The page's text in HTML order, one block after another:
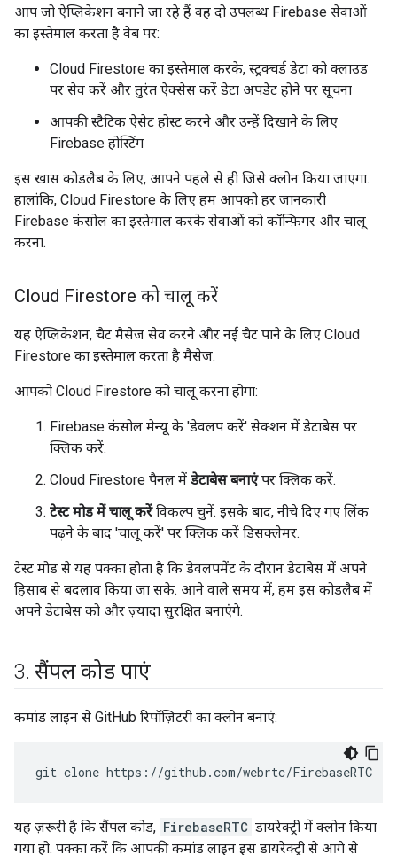
आप जो ऐप्लिकेशन बनाने जा रहे हैं वह दो उपलब्ध Firebase सेवाओं
का इस्तेमाल करता है वेब पर:
Cloud Firestore का इस्तेमाल करके, स्ट्रक्चर्ड डेटा को क्लाउड
पर सेव करें और तुरंत ऐक्सेस करें डेटा अपडेट होने पर सूचना
आपकी स्टैटिक ऐसेट होस्ट करने और उन्हें दिखाने के लिए
Firebase होस्टिंग
इस खास कोडलैब के लिए, आपने पहले से ही जिसे क्लोन किया जाएगा.
हालांकि, Cloud Firestore के लिए हम आपको हर जानकारी
Firebase कंसोल का इस्तेमाल करके सेवाओं को कॉन्फ़िगर और चालू
करना.
Cloud Firestore को चालू करें
यह ऐप्लिकेशन, चैट मैसेज सेव करने और नई चैट पाने के लिए Cloud
Firestore का इस्तेमाल करता है मैसेज.
आपको Cloud Firestore को चालू करना होगा:
Firebase कंसोल मेन्यू के 'डेवलप करें' सेक्शन में डेटाबेस पर
क्लिक करें.
Cloud Firestore पैनल में डेटाबेस बनाएंपर क्लिक करें.
टेस्ट मोड में चालू करेंविकल्प चुनें. इसके बाद, नीचे दिए गए लिंक
पढ़ने के बाद 'चालू करें' पर क्लिक करें डिसक्लेमर.
टेस्ट मोड से यह पक्का होता है कि डेवलपमेंट के दौरान डेटाबेस में अपने
हिसाब से बदलाव किया जा सके. आने वाले समय में, हम इस कोडलैब में
अपने डेटाबेस को और ज़्यादा सुरक्षित बनाएंगे.
3. सैंपल कोड पाएं
कमांड लाइन से GitHub रिपॉज़िटरी का क्लोन बनाएं:
git clone
यह ज़रूरी है कि सैंपल कोड, FirebaseRTC डायरेक्ट्री में क्लोन किया
गया हो. पक्का करें कि आपकी कमांड लाइन इस डायरेक्ट्री से आगे से